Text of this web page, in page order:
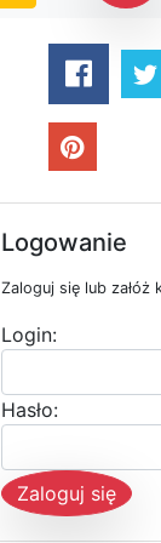
Logowanie
Zaloguj się lub załóż
Login:
Hasło:
Zaloguj się